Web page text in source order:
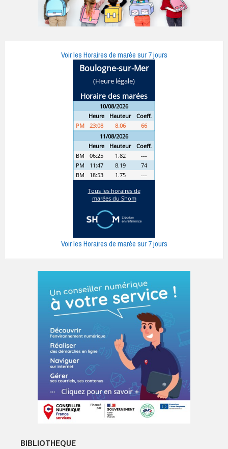
Voir les Horaires de marée sur 7 jours
Voir les Horaires de marée sur 7 jours
BIBLIOTHEQUE